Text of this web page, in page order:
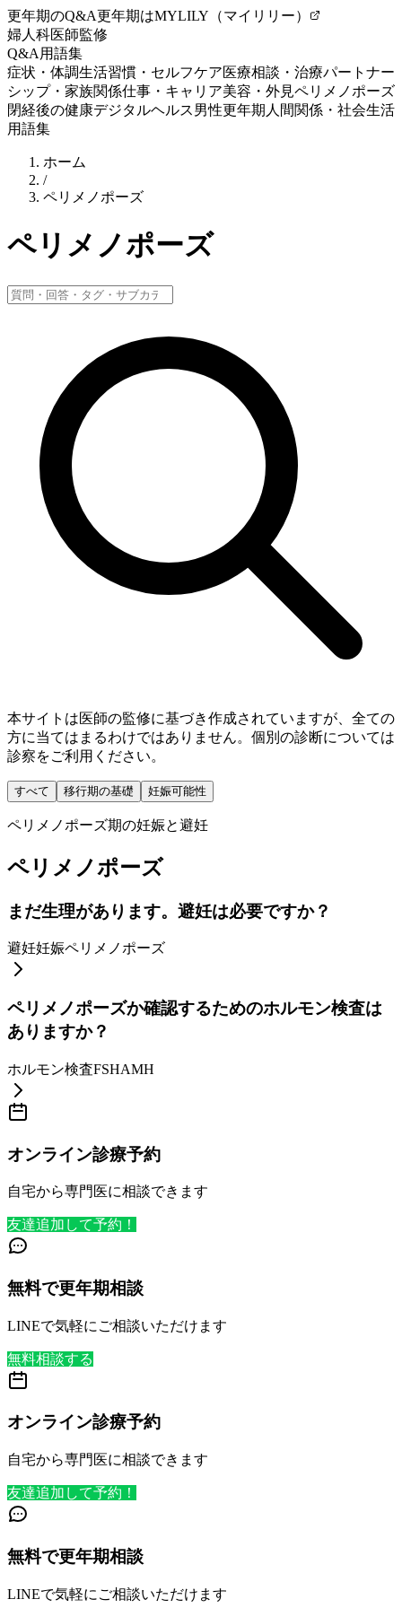
更年期のQ&A更年期はMYLILY（マイリリー）
婦人科医師監修
Q&A 用語集
症状・体調生活習慣・セルフケア医療相談・治療パートナー
シップ・家族関係仕事・キャリア美容・外見ペリメノポーズ
閉経後の健康デジタルヘルス男性更年期 人間関係・社会生活
用語集
ホーム
/
ペリメノポーズ
ペリメノポーズ
本サイトは医師の監修に基づき作成されていますが、全ての
方に当てはまるわけではありません。個別の診断については
診察をご利用ください。
すべて 移行期の基礎 妊娠可能性
ペリメノポーズ期の妊娠と避妊
ペリメノポーズ
まだ生理があります。避妊は必要ですか？
避妊妊娠ペリメノポーズ
ペリメノポーズか確認するためのホルモン検査は
ありますか？
ホルモン検査FSHAMH
オンライン診療予約
自宅から専門医に相談できます
友達追加して予約！
無料で更年期相談
LINEで気軽にご相談いただけます
無料相談する
オンライン診療予約
自宅から専門医に相談できます
友達追加して予約！
無料で更年期相談
LINEで気軽にご相談いただけます